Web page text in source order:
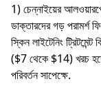
1) চেন্নাইয়ের
ডাক্তারদের গড় পরামর্শ
স্কিন লাইটেনিং
($7 থেকে $14) খরচ
পরিবর্তন সাপেক্ষে.